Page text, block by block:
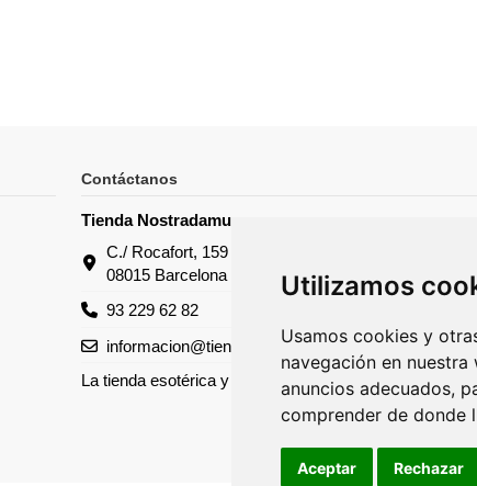
Utilizamos
Usamos cookies y
navegación en
anuncios adecuados,
comprender de donde
Aceptar Rechazar
Contáctanos
Tienda Nostradamus
C./ Rocafort, 159
08015 Barcelona
93 229 62 82
informacion@tiendanostradamus.com
La tienda esotérica y de tarots